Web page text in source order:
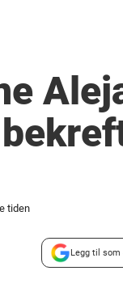
tiden
Legg til